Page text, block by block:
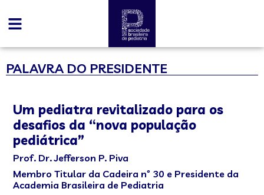
PALAVRA DO PRESIDENTE
Um pediatra revitalizado para os
desafios da “nova população
pediátrica”
Prof. Dr. Jefferson P. Piva
Membro Titular da Cadeira nº 30 e Presidente da
Academia Brasileira de Pediatria